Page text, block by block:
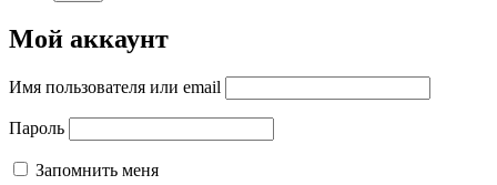
Мой аккаунт
Имя пользователя или email
Пароль
Запомнить меня